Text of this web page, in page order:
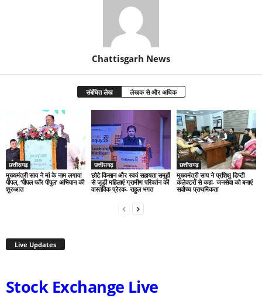
Chattisgarh News
संबंधित लेख लेखक से और अधिक
छत्तीसगढ़
मुख्यमंत्री साय ने मां के नाम लगाया
पीपल, ‘पीपल फॉर पीपुल’ अभियान की
शुरुआत
छत्तीसगढ़
छोटे किसान और स्वयं सहायता समूहों
से जुड़ी महिलाएं ग्रामीण परिवर्तन की
वास्तविक प्रेरक- राहुल भगत
छत्तीसगढ़
मुख्यमंत्री साय ने प्रशिक्षु डिप्टी
कलेक्टरों से कहा- जनसेवा को बनाएं
सर्वोच्च प्राथमिकता
Live Updates
Stock Exchange Live